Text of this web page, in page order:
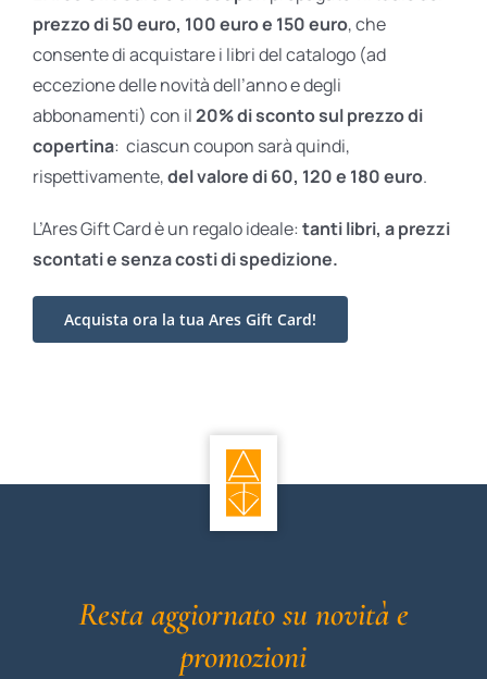
prezzo di 50 euro, 100 euro e 150 euro, che
consente di acquistare i libri del catalogo (ad
eccezione delle novità dell’anno e degli
abbonamenti) con il20% di sconto sul prezzo di
copertina: ciascun coupon sarà quindi,
rispettivamente,del valore di 60, 120 e 180 euro.
L’Ares Gift Card è un regalo ideale: tanti libri, a prezzi
scontati esenza costi di spedizione.
Acquista ora la tua Ares Gift Card!
Resta aggiornato su novità e
promozioni